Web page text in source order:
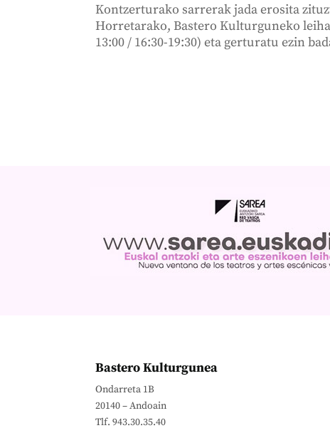
Kontzerturako sarrerak jada erosita
Horretarako, Bastero Kulturguneko
13:00 / 16:30-19:30) eta gerturatu ezin
Bastero Kulturgunea
Ondarreta 1B
20140 – Andoain
Tlf. 943.30.35.40